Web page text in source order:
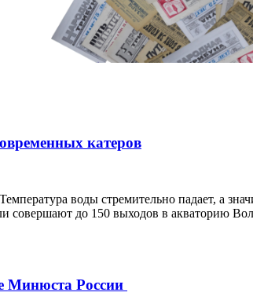
катеров
воды стремительно падает, а
совершают до 150 выходов в акваторию
Минюста России